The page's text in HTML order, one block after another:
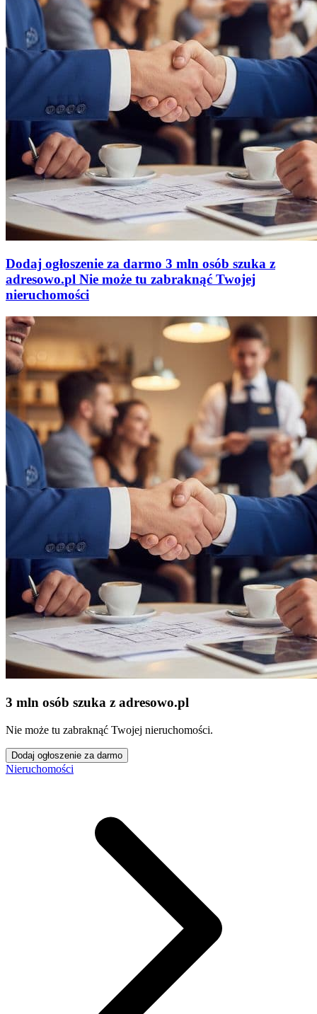
Dodaj ogłoszenie za darmo 3 mln osób szuka z
adresowo.pl Nie może tu zabraknąć Twojej
nieruchomości
3 mln osób szuka z adresowo.pl
Nie może tu zabraknąć Twojej nieruchomości.
Dodaj ogłoszenie za darmo
Nieruchomości